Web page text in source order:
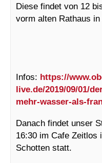
Diese findet von 12
vorm alten Rathaus
Infos: https://
live.de/2019/09/01/
mehr-wasser-als-
Danach findet unser
16:30 im Cafe Zeitlos
Schotten statt.